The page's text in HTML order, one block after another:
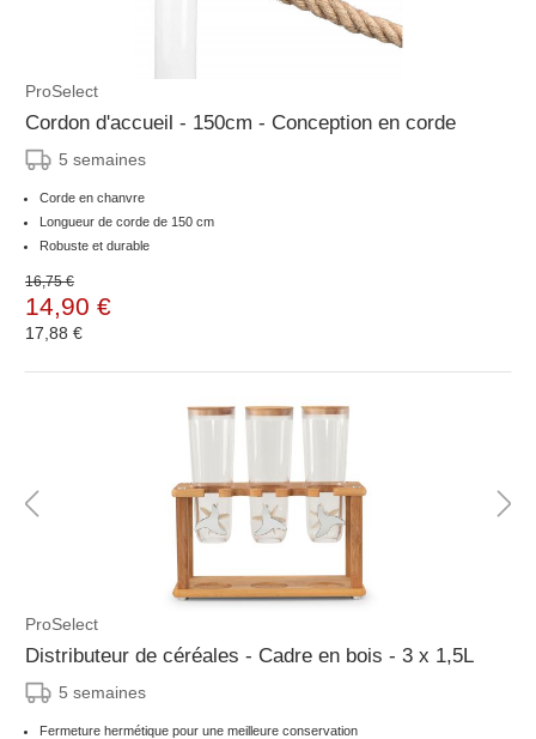
ProSelect
Cordon d'accueil - 150cm - Conception en corde
5 semaines
Corde en chanvre
Longueur de corde de 150 cm
Robuste et durable
16,75 €
14,90 €
17,88 €
ProSelect
Distributeur de céréales - Cadre en bois - 3 x 1,5L
5 semaines
Fermeture hermétique pour une meilleure conservation